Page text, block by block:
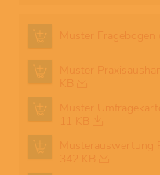
Muster
Muster
KB
Muster
11 KB
Musterauswertung
342 KB